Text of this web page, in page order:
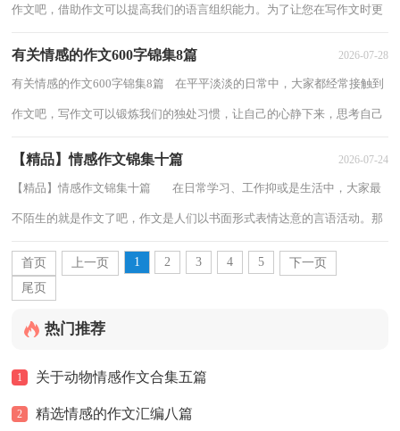
作文吧，借助作文可以提高我们的语言组织能力。为了让您在写作文时更
有关情感的作文600字锦集8篇 2026-07-28
有关情感的作文600字锦集8篇 在平平淡淡的日常中，大家都经常接触到
作文吧，写作文可以锻炼我们的独处习惯，让自己的心静下来，思考自己
【精品】情感作文锦集十篇 2026-07-24
【精品】情感作文锦集十篇 在日常学习、工作抑或是生活中，大家最
不陌生的就是作文了吧，作文是人们以书面形式表情达意的言语活动。那
么问题来了，到底应如何写一篇优秀的...
首页
上一页 1 2 3 4 5
下一页
尾页
热门推荐
1 关于动物情感作文合集五篇
2 精选情感的作文汇编八篇